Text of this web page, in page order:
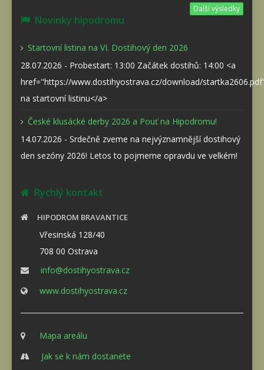
Další výsledky
Novinky hipodromu
Startovní listina na VI. Dostihový den 2026
28.07.2026 - Probestart: 13:00 Začátek dostihů: 14:00 <a
href="https://www.dostihyostrava.cz/download/
na startovní listinu</a>
České klusácké derby 2026 a Pouť na Hipodromu!
14.07.2026 - Srdečně zveme na nejvýznamnější dostihový
den sezóny 2026! Letos to pojmeme opravdu ve velkém!
Rychlý kontakt
HIPODROM BRAVANTICE
Vřesinská 128/40
708 00 Ostrava
info@dostihyostrava.cz
www.dostihyostrava.cz
Mapa areálu
Jak se k nám dostanete